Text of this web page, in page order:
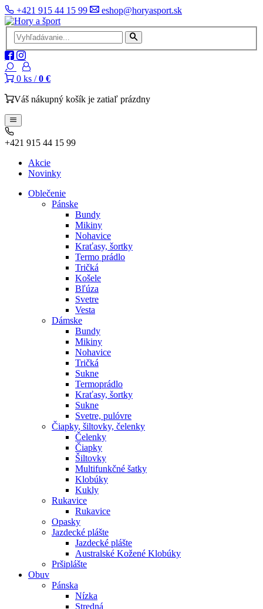
+421 915 44 15 99 eshop@horyasport.sk
0 ks / 0 €
Váš nákupný košík je zatiaľ prázdny
+421 915 44 15 99
Akcie
Novinky
Oblečenie
Pánske
Bundy
Mikiny
Nohavice
Kraťasy, šortky
Termo prádlo
Tričká
Košele
Bľúza
Svetre
Vesta
Dámske
Bundy
Mikiny
Nohavice
Tričká
Sukne
Termoprádlo
Kraťasy, šortky
Sukne
Svetre, pulóvre
Čiapky, šiltovky, čelenky
Čelenky
Čiapky
Šiltovky
Multifunkčné šatky
Klobúky
Kukly
Rukavice
Rukavice
Opasky
Jazdecké plášte
Jazdecké plášte
Australské Kožené Klobúky
Pršiplášte
Obuv
Pánska
Nízka
Stredná